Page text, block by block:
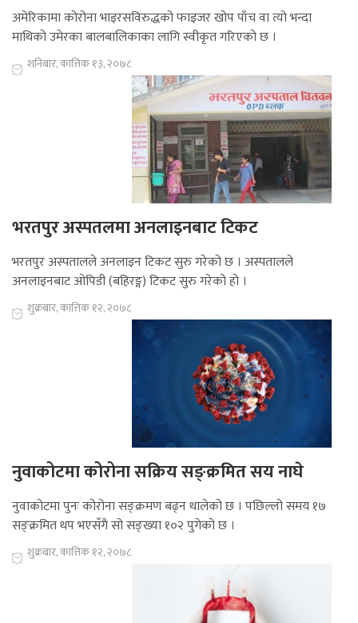
अमेरिकामा कोरोना भाइरसविरुद्धको फाइजर खोप पाँच वा त्यो भन्दा
माथिको उमेरका बालबालिकाका लागि स्वीकृत गरिएको छ ।
शनिबार, कात्तिक १३, २०७८
भरतपुर अस्पतलमा अनलाइनबाट टिकट
भरतपुर अस्पतालले अनलाइन टिकट सुरु गरेको छ । अस्पतालले
अनलाइनबाट ओपिडी (बहिरङ्ग) टिकट सुरु गरेको हो ।
शुक्रबार, कात्तिक १२, २०७८
नुवाकोटमा कोरोना सक्रिय सङ्क्रमित सय नाघे
नुवाकोटमा पुनः कोरोना सङ्क्रमण बढ्न थालेको छ । पछिल्लो समय १७
सङ्क्रमित थप भएसँगै सो सङ्ख्या १०२ पुगेको छ ।
शुक्रबार, कात्तिक १२, २०७८